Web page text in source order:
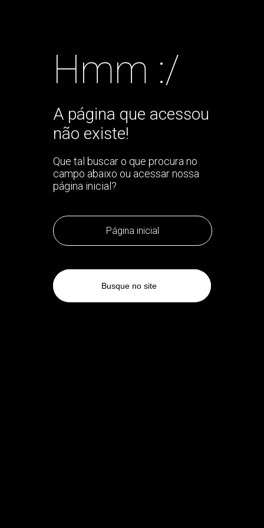
Hmm :/
A página que acessou
não existe!
Que tal buscar o que procura no
campo abaixo ou acessar nossa
página inicial?
Página inicial